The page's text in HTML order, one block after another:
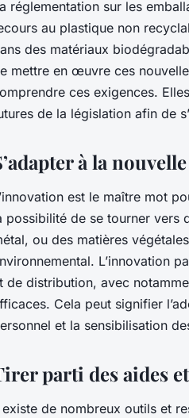
réglementation sur les
au plastique non
des matériaux
mettre en œuvre ces
ces exigences.
de la législation afin de
à la
est le maître mot
possibilité de se tourner vers
ou des matières
L’innovation
de distribution, avec
Cela peut signifier
et la sensibilisation
parti des aides
existe de nombreux outils et